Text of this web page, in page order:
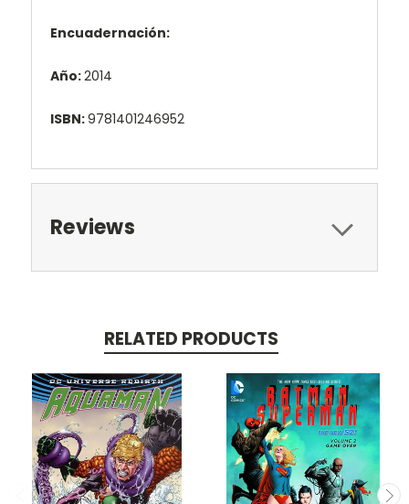
Encuadernación:
Año:2014
ISBN:9781401246952
Reviews
RELATED PRODUCTS